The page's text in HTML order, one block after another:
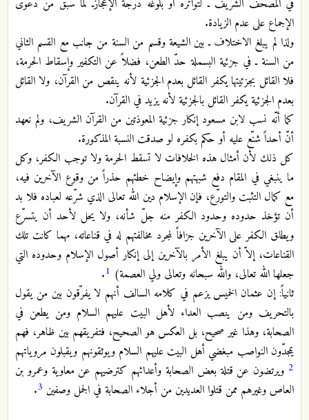
في المصحف الشريف ـ لتواتره أو بلوغه درجة الإعجازـ لما سبق من دعوى
الإجماع على عدم الزيادة.
ولذا لم يبلغ الاختلاف ـ بين الشيعة وقسم من السنة من جانب مع القسم الثاني
من السنة ـ في جزئية البسملة حدّ الطعن، فضلاً عن التكفير وإسقاط الحرمة،
فلا القائل بجزئيتها يكفر القائل بعدم الجزئية لأنه ينقص من القرآن، ولا القائل
بعدم الجزئية يكفر القائل بالجزئية لأنه يزيد في القرآن.
كما أنّه نسب لابن مسعود إنكار جزئية المعوذتين من القرآن الشريف، ولم نعهد
أنّ أحداً شنّع عليه أو حكم بكفره لو صدقت النسبة المذكورة.
كل ذلك لأن أمثال هذه الخلافات لا تسقط الحرمة ولا توجب الكفر، وكل
ما ينبغي في المقام دفع شبهتهم وإيضاح خطئهم حذراً من وقوع الآخرين فيه،
مع كمال التثبت والتورّع، فإن الإسلام دين الله تعالى الذي شرّعه لعباده فلا بد
أن تؤخذ حدوده وحدود الكفر منه جلّ شأنه، ولا يحل لأحد أن يتسرّع
ويطلق الكفر على الآخرين جزافاً لمجرد مخالفتهم له في قناعاته، مهما كانت تلك
القناعات، إلاّ أن يبلغ الأمر بالآخرين إلى إنكار أصول الإسلام وحدوده التي
جعلها الله تعالى، والله سبحانه وتعالى ولي العصمة) 1
.
ثانياً: إن عثمان الخميس يزعم في كلامه السالف أنهم لا يفرّقون بين من يقول
بالتحريف ومن ينصب العداء لأهل البيت عليهم السلام ومن يطعن في
الصحابة، وهذا غير صحيح، بل العكس هو الصحيح، فتفريقهم بين ظاهر، فهم
يمجدّون النواصب مبغضي أهل البيت عليهم السلام ويوثقونهم ويقبلون مروياتهم
2 ويرتضون عن قتلة بعض الصحابة وأعدائهم كترضيهم عن معاوية وعمرو بن
العاص وغيرهم ممن قتلوا العديدين من أجلاء الصحابة في الجمل وصفين 3
.